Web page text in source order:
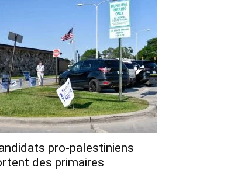
pro-palestiniens
des primaires